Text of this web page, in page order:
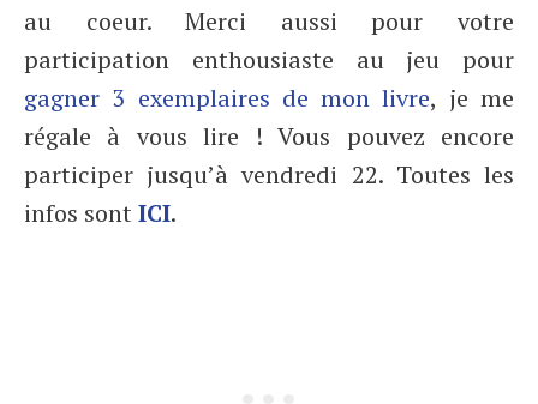
au coeur. Merci aussi pour votre
participation enthousiaste au jeu pour
gagner 3 exemplaires de mon livre, je me
régale à vous lire ! Vous pouvez encore
participer jusqu’à vendredi 22. Toutes les
infos sont ICI.